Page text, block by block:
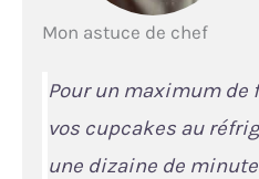
Mon astuce de chef
Pour un maximum de
vos cupcakes au
une dizaine de